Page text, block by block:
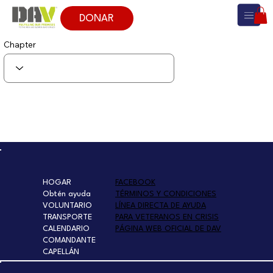
DONAR
Chapter
HOGAR
Obtén ayuda
VOLUNTARIO
TRANSPORTE
CALENDARIO
COMANDANTE
CAPELLÁN
FACEBOOK
TÉRMINOS Y CONDICIONES
LÍNEA DIRECTA DE AYUDA
PARA VETERANOS EN CRISIS
PÁGINA WEB OFICIAL DE DAV